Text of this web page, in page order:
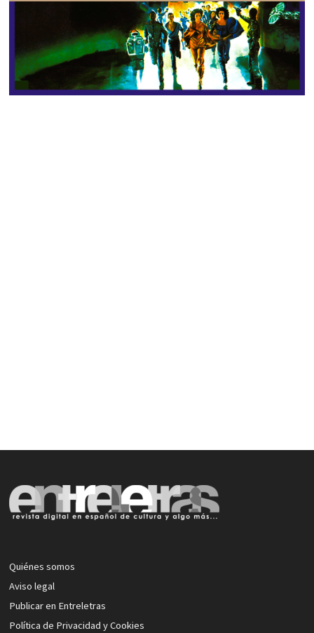
Quiénes somos
Aviso legal
Publicar en Entreletras
Política de Privacidad y Cookies